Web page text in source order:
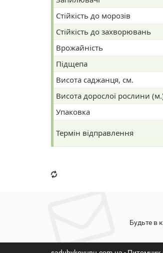
Запилювачі
Стійкість до морозів
Стійкість до захворювань
Врожайність
Висота саджанця, см.